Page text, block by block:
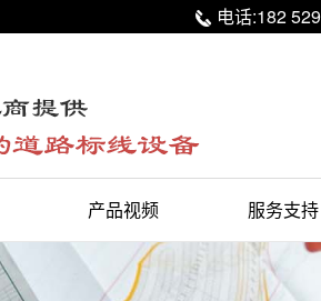
 电话:182
产品视频 服务支持